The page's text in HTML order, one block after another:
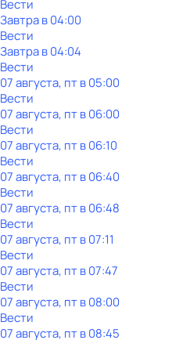
Вести
Завтра в 04:00
Вести
Завтра в 04:04
Вести
07 августа, пт в 05:00
Вести
07 августа, пт в 06:00
Вести
07 августа, пт в 06:10
Вести
07 августа, пт в 06:40
Вести
07 августа, пт в 06:48
Вести
07 августа, пт в 07:11
Вести
07 августа, пт в 07:47
Вести
07 августа, пт в 08:00
Вести
07 августа, пт в 08:45